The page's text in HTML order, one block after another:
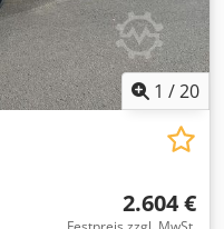
1 /20
2.604 €